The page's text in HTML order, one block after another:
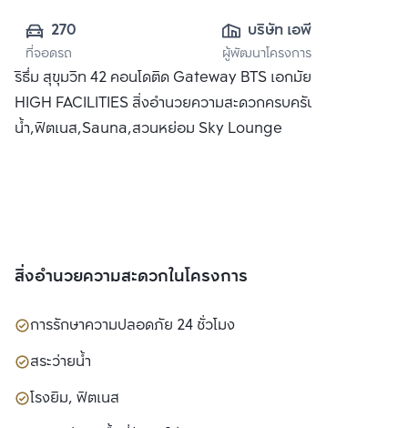
270
ที่จอดรถ
บริษัท เอพี (ไทย
แลนด์)
จำกัด(มหาชน)
ผู้พัฒนาโครงการ
ริธึ่ม สุขุมวิท 42 คอนโดติด Gateway BTS เอกมัย พร้อม SKY
HIGH FACILITIES สิ่งอำนวยความสะดวกครบครัน อาทิ สระว่าย
น้ำ,ฟิตเนส,Sauna,สวนหย่อม Sky Lounge
สิ่งอำนวยความสะดวกในโครงการ
การรักษาความปลอดภัย 24 ชั่วโมง
สระว่ายน้ำ
โรงยิม, ฟิตเนส